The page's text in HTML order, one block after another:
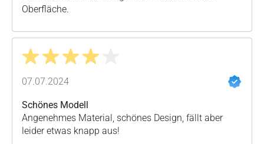
Oberfläche.
Bewertung mit 4 von 5 Sternen
07.07.2024
Schönes Modell
Angenehmes Material, schönes Design, fällt aber
leider etwas knapp aus!